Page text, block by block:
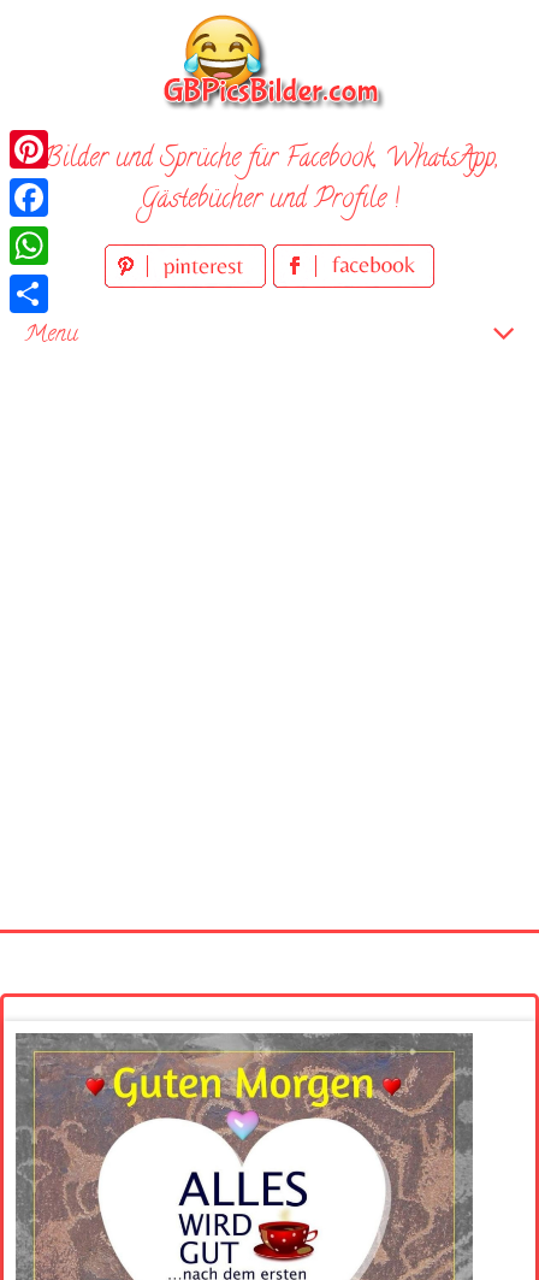
Bilder und Sprüche für Facebook, WhatsApp,
Gästebücher und Profile !
Menu
Pinterest
Facebook
WhatsApp
Teilen